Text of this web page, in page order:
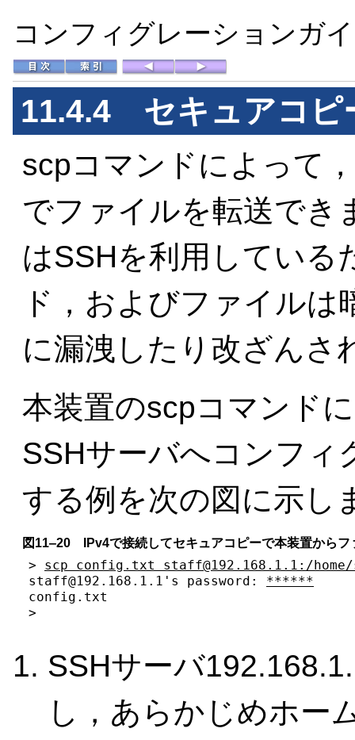
コンフィグレーションガ
11.4.4 セキュアコピ
scpコマンドによって
でファイルを転送でき
はSSHを利用している
ド，およびファイル
に漏洩したり改ざんさ
本装置のscpコマンド
SSHサーバへコンフィ
する例を次の図に示し
図11‒20 IPv4で接続してセキュアコピーで本装置からフ
> scp config.txt staff@192.168.1.1:/
staff@192.168.1.1's password: ******
config.txt
>
SSHサーバ
し，あらかじめホー